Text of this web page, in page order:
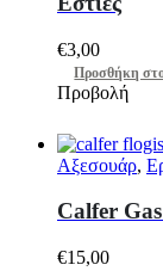
€3,00
Προσθήκη
Προβολή
Αξεσουάρ,
Calfer
€15,00